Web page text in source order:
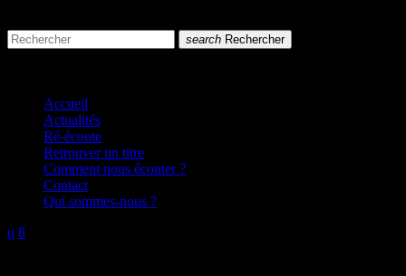
search Rechercher
Accueil
Actualités
Ré-écoute
Retrouver un titre
Comment nous écouter ?
Contact
Qui sommes-nous ?